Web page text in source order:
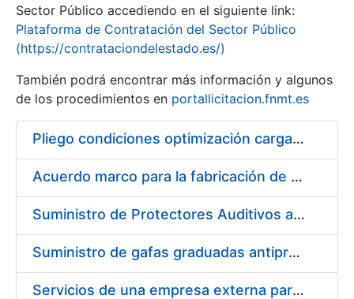
Sector Público accediendo en el siguiente link:
Plataforma de Contratación del Sector Público
(https://contrataciondelestado.es/)
También podrá encontrar más información y algunos
de los procedimientos en portallicitacion.fnmt.es
Pliego condiciones optimización cargas compras firmado
Acuerdo marco para la fabricación de piezas
Suministro de Protectores Auditivos a medida para las personas trabajadoras de los Centros de Trabajo de Madrid y Burgos
Suministro de gafas graduadas antiproyecciones para los trabajadores de la FNMT-RCM en los centros de trabajo de Madrid y Burgos
Servicios de una empresa externa para el asesoramiento y resolución de los recursos de alzada que se presentan relacionados con procesos de selección para la FNMT-RCM